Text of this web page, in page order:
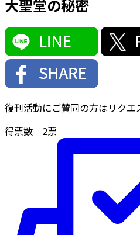
大聖堂の秘密
復刊活動にご賛同の方はリクエ
得票数 2票